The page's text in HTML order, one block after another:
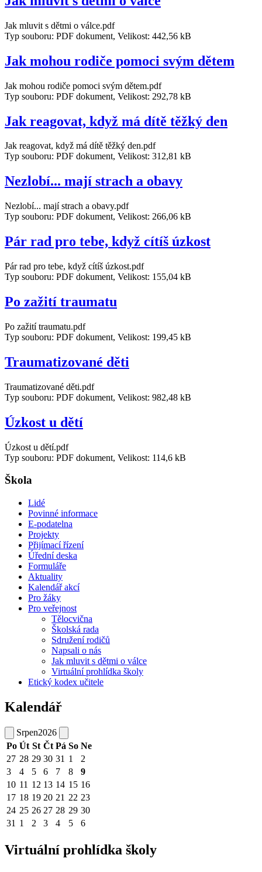
Jak mluvit s dětmi o válce.pdf
Typ souboru: PDF dokument, Velikost: 442,56 kB
Jak mohou rodiče pomoci svým dětem
Jak mohou rodiče pomoci svým dětem.pdf
Typ souboru: PDF dokument, Velikost: 292,78 kB
Jak reagovat, když má dítě těžký den
Jak reagovat, když má dítě těžký den.pdf
Typ souboru: PDF dokument, Velikost: 312,81 kB
Nezlobí... mají strach a obavy
Nezlobí... mají strach a obavy.pdf
Typ souboru: PDF dokument, Velikost: 266,06 kB
Pár rad pro tebe, když cítíš úzkost
Pár rad pro tebe, když cítíš úzkost.pdf
Typ souboru: PDF dokument, Velikost: 155,04 kB
Po zažití traumatu
Po zažití traumatu.pdf
Typ souboru: PDF dokument, Velikost: 199,45 kB
Traumatizované děti
Traumatizované děti.pdf
Typ souboru: PDF dokument, Velikost: 982,48 kB
Úzkost u dětí
Úzkost u dětí.pdf
Typ souboru: PDF dokument, Velikost: 114,6 kB
Škola
Lidé
Povinné informace
E-podatelna
Projekty
Přijímací řízení
Úřední deska
Formuláře
Aktuality
Kalendář akcí
Pro žáky
Pro veřejnost
Tělocvična
Školská rada
Sdružení rodičů
Napsali o nás
Jak mluvit s dětmi o válce
Virtuální prohlídka školy
Etický kodex učitele
Kalendář
Srpen2026
Po Út St Čt Pá So Ne
27 28 29 30 31 1
2
3
4 5 6 7 8
9
10 11 12 13 14 15 16
17 18 19 20 21 22 23
24 25 26 27 28 29 30
31 1 2 3 4 5 6
Virtuální prohlídka školy